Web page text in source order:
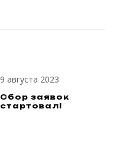
9 августа 2023
Сбор заявок
стартовал!